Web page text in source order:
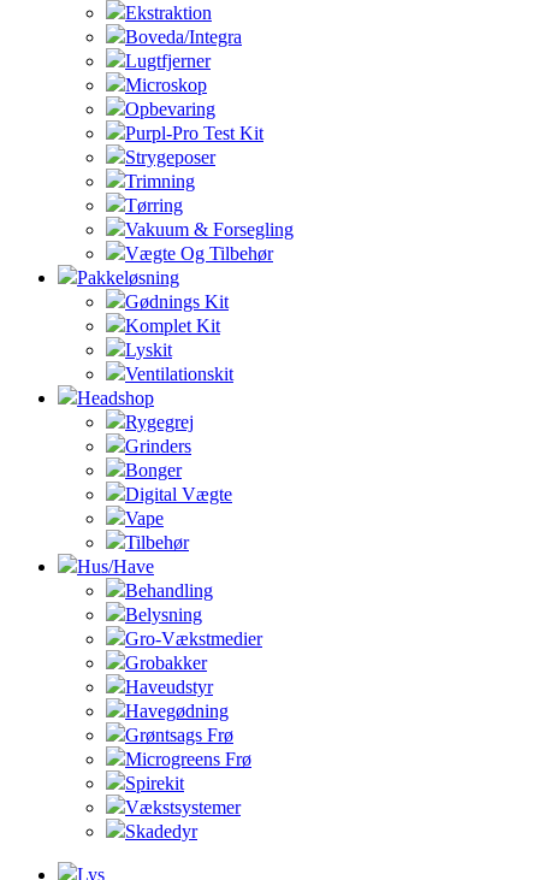
Ekstraktion
Boveda/Integra
Lugtfjerner
Microskop
Opbevaring
Purpl-Pro Test Kit
Strygeposer
Trimning
Tørring
Vakuum & Forsegling
Vægte Og Tilbehør
Pakkeløsning
Gødnings Kit
Komplet Kit
Lyskit
Ventilationskit
Headshop
Rygegrej
Grinders
Bonger
Digital Vægte
Vape
Tilbehør
Hus/Have
Behandling
Belysning
Gro-Vækstmedier
Grobakker
Haveudstyr
Havegødning
Grøntsags Frø
Microgreens Frø
Spirekit
Vækstsystemer
Skadedyr
Lys